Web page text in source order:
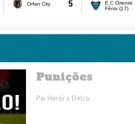
Punições
Pai Herói x Delca